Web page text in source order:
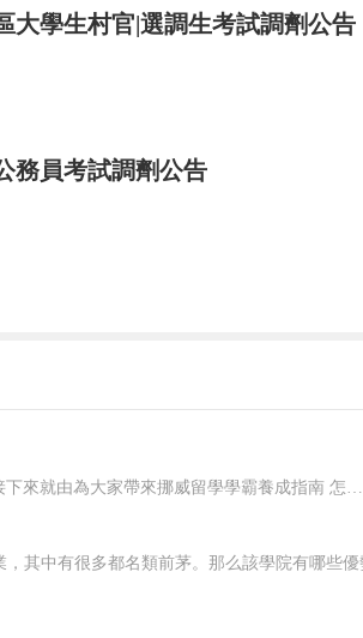
大學生村官|選調生考試調劑公告
務員考試調劑公告
在挪威要想好好學習，就應該對自己有明確的規劃，每一個階段的學習都要心中有數。接下來就由為大家帶來挪威留學學霸養成指南 怎樣規劃在挪威的留學生活？一、了解階段雖然大家在申請的時候，就已經確認了自己要入讀的階段，但是大家對階段培養的目標和授課的模式，還是需要特別關注的，而且一定要有非常深入的了解，才可以...